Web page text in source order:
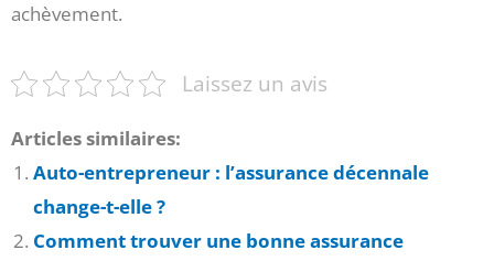
achèvement.
Laissez un avis
Articles similaires:
Auto-entrepreneur : l’assurance décennale
change-t-elle ?
Comment trouver une bonne assurance